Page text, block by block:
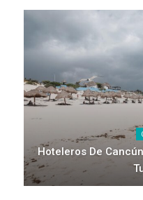
Hoteleros De